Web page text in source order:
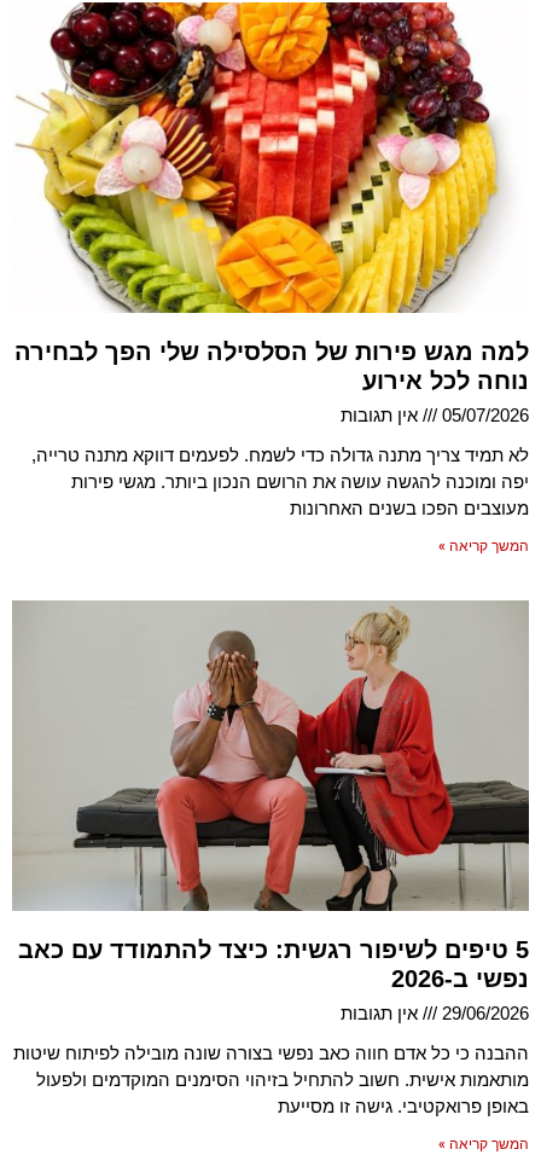
למה מגש פירות של הסלסילה שלי הפך לבחירה
נוחה לכל אירוע
05/07/2026
אין תגובות
לא תמיד צריך מתנה גדולה כדי לשמח. לפעמים דווקא מתנה טרייה,
יפה ומוכנה להגשה עושה את הרושם הנכון ביותר. מגשי פירות
מעוצבים הפכו בשנים האחרונות
המשך קריאה »
5 טיפים לשיפור רגשית: כיצד להתמודד עם כאב
נפשי ב-2026
29/06/2026
אין תגובות
ההבנה כי כל אדם חווה כאב נפשי בצורה שונה מובילה לפיתוח שיטות
מותאמות אישית. חשוב להתחיל בזיהוי הסימנים המוקדמים ולפעול
באופן פרואקטיבי. גישה זו מסייעת
המשך קריאה »